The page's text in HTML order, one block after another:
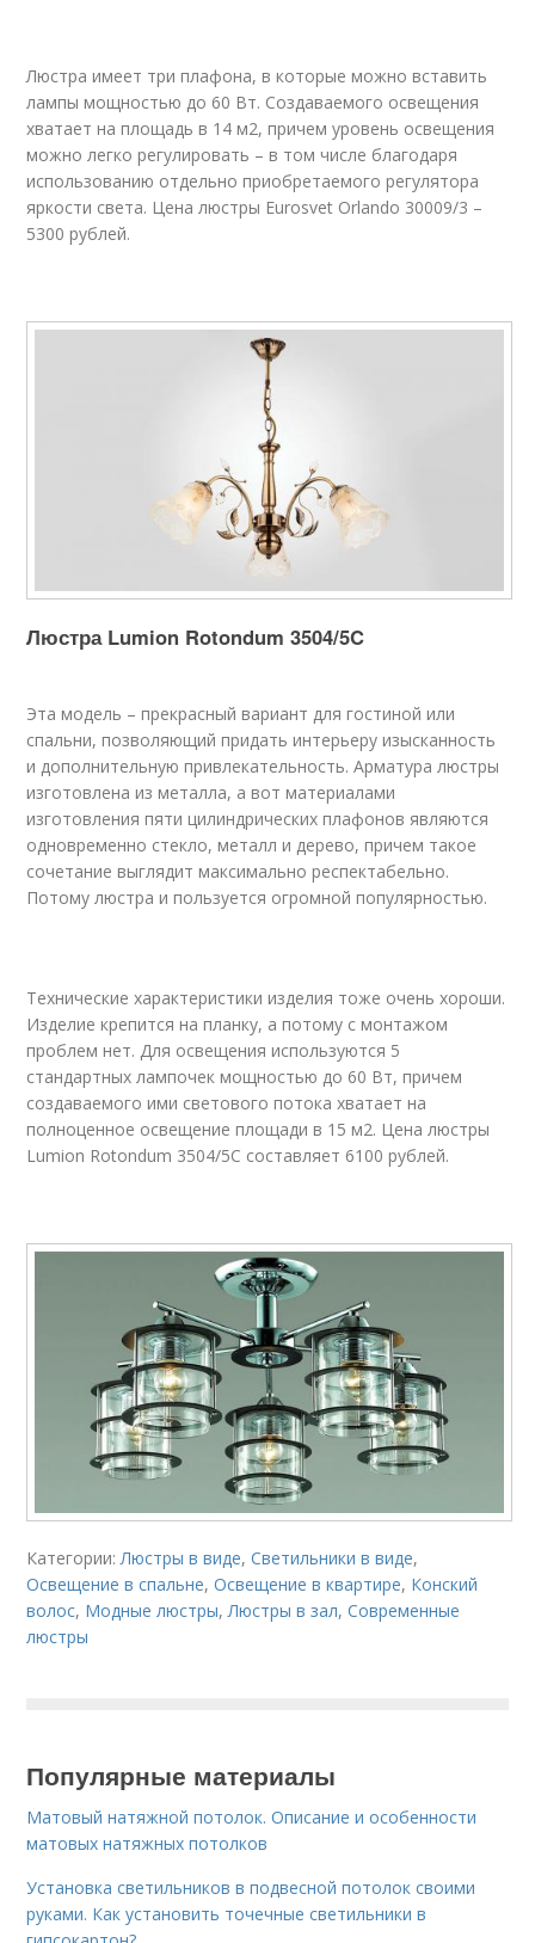
Люстра имеет три плафона, в которые можно вставить
лампы мощностью до 60 Вт. Создаваемого освещения
хватает на площадь в 14 м2, причем уровень освещения
можно легко регулировать – в том числе благодаря
использованию отдельно приобретаемого регулятора
яркости света. Цена люстры Eurosvet Orlando 30009/3 –
5300 рублей.
Люстра Lumion Rotondum 3504/5C
Эта модель – прекрасный вариант для гостиной или
спальни, позволяющий придать интерьеру изысканность
и дополнительную привлекательность. Арматура люстры
изготовлена из металла, а вот материалами
изготовления пяти цилиндрических плафонов являются
одновременно стекло, металл и дерево, причем такое
сочетание выглядит максимально респектабельно.
Потому люстра и пользуется огромной популярностью.
Технические характеристики изделия тоже очень хороши.
Изделие крепится на планку, а потому с монтажом
проблем нет. Для освещения используются 5
стандартных лампочек мощностью до 60 Вт, причем
создаваемого ими светового потока хватает на
полноценное освещение площади в 15 м2. Цена люстры
Lumion Rotondum 3504/5C составляет 6100 рублей.
Категории:Люстры в виде,Светильники в виде,
Освещение в спальне,Освещение в квартире, Конский
волос, Модные люстры,Люстры в зал,Современные
люстры
Популярные материалы
Матовый натяжной потолок. Описание и особенности
матовых натяжных потолков
Установка светильников в подвесной потолок своими
руками. Как установить точечные светильники в